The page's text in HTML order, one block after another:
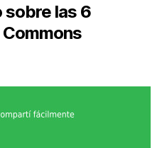
sobre las 6